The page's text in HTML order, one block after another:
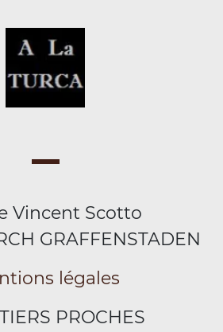
Vincent Scotto
GRAFFENSTADEN
légales
PROCHES